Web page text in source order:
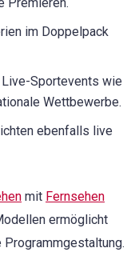
im Doppelpack
Sportevents wie
Wettbewerbe.
ebenfalls live
mit Fernsehen
ermöglicht